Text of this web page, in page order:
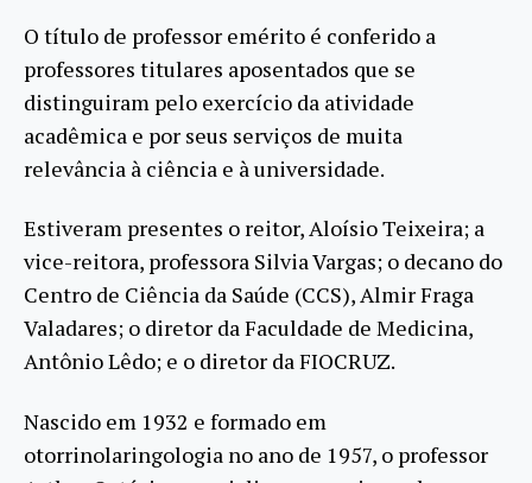
O título de professor emérito é conferido a
professores titulares aposentados que se
distinguiram pelo exercício da atividade
acadêmica e por seus serviços de muita
relevância à ciência e à universidade.
Estiveram presentes o reitor, Aloísio Teixeira; a
vice-reitora, professora Silvia Vargas; o decano do
Centro de Ciência da Saúde (CCS), Almir Fraga
Valadares; o diretor da Faculdade de Medicina,
Antônio Lêdo; e o diretor da FIOCRUZ.
Nascido em 1932 e formado em
otorrinolaringologia no ano de 1957, o professor